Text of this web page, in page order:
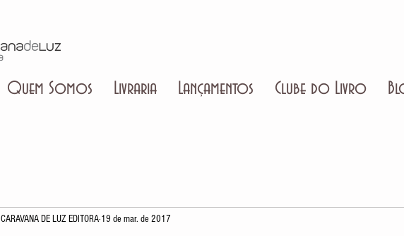
Quem Somos Livraria Lançamentos Clube do Livro
CARAVANA DE LUZ EDITORA 19 de mar. de 2017